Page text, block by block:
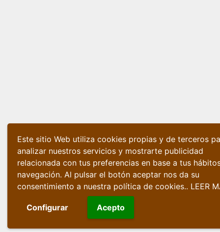
Este sitio Web utiliza cookies propias y de terceros
analizar nuestros servicios y mostrarte publicidad
relacionada con tus preferencias en base a tus
navegación. Al pulsar el botón aceptar nos da su
consentimiento a nuestra política de cookies.. LEER
Configurar Acepto